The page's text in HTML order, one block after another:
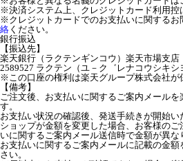
※決済システム上、クレジットカード利用控
※クレジットカードでのお支払いに関するお
絡 ください。
銀行振込
【振込先】
楽天銀行（ラクテンギンコウ）楽天市場支
2589527 ラクテン（ユ－ク゛レナコウシキ
※この口座の権利は楽天グループ株式会社が
【備考】
ご注文後、お支払いに関するご案内メール
す。
お支払い状況の確認後、発送手続きが開始い
ショップが金額を変更した場合、お客様の
いに関するご案内メール送信時で金額が異な
お支払いに関するご案内メールに記載の金
さい。